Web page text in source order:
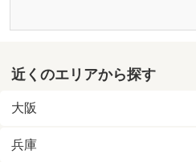
近くのエリアから探す
大阪
兵庫